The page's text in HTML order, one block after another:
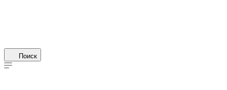
Поиск